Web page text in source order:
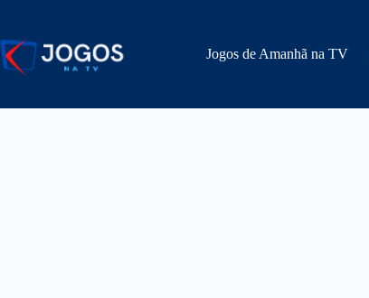
o
conteúdo
Jogos de Amanhã na TV